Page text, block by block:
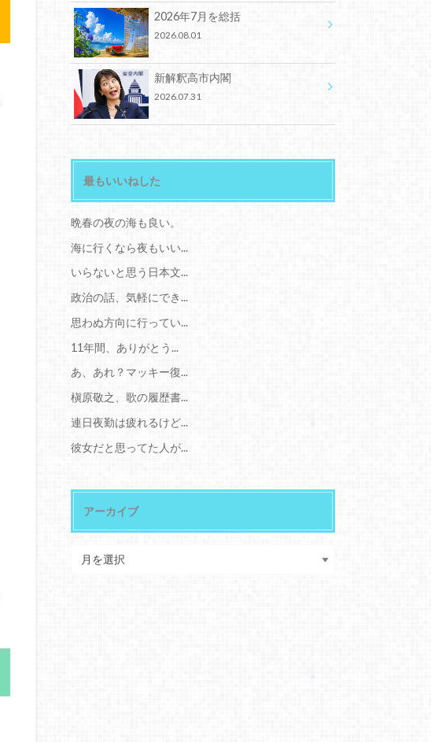
2026年7月を総括
2026.08.01
新解釈高市内閣
2026.07.31
最もいいねした
晩春の夜の海も良い。
海に行くなら夜もいい...
いらないと思う日本文...
政治の話、気軽にでき...
思わぬ方向に行ってい...
11年間、ありがとう...
あ、あれ？マッキー復...
槇原敬之、歌の履歴書...
連日夜勤は疲れるけど...
彼女だと思ってた人が...
アーカイブ